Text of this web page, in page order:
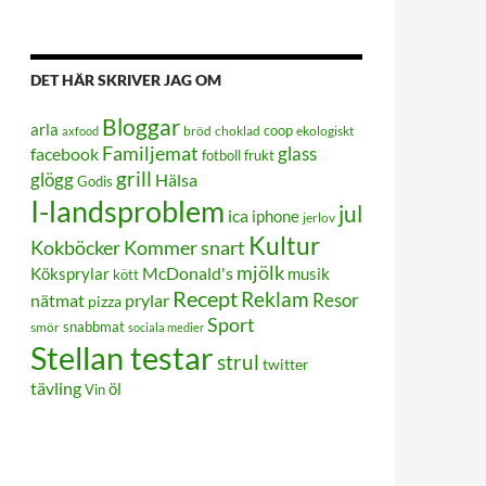
DET HÄR SKRIVER JAG OM
arla axfood Bloggar bröd choklad coop ekologiskt
facebook Familjemat fotboll frukt glass
glöggGodis grill Hälsa
I-landsproblem ica iphone jerlov jul
KokböckerKommer snart Kultur
Köksprylar kött McDonald's mjölk musik
nätmat pizza prylar ReceptReklam Resor
smör snabbmat sociala medier Sport
Stellan testarstrul twitter
tävling Vin öl